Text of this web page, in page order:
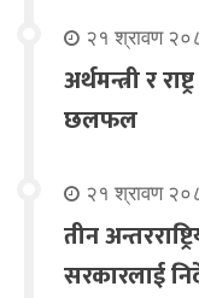
२१ श्रावण
अर्थमन्त्री र
छलफल
२१ श्रावण
तीन
सरकारलाई